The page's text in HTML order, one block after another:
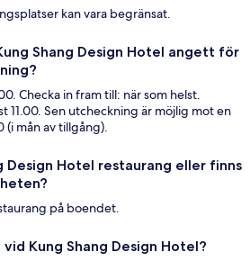
kan vara begränsat.
Shang Design Hotel angett för
Checka in fram till: när som helst.
11.00. Sen utcheckning är möjlig mot en
mån av tillgång).
Design Hotel restaurang eller finns
på boendet.
Kung Shang Design Hotel?